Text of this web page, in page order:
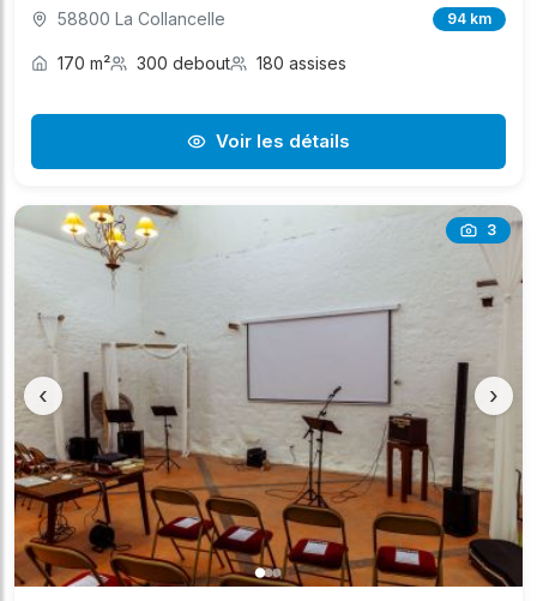
58800 La Collancelle 94 km
170 m² 300 debout 180 assises
Voir les détails
3
‹ ›